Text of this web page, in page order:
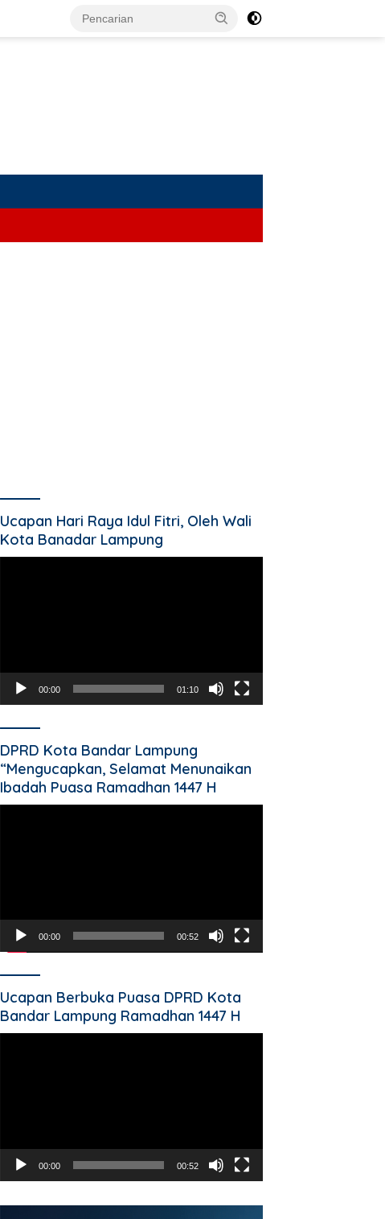
Ucapan Hari Raya Idul Fitri, Oleh Wali
Kota Banadar Lampung
00:00 01:10
DPRD Kota Bandar Lampung
“Mengucapkan, Selamat Menunaikan
Ibadah Puasa Ramadhan 1447 H
00:00 00:52
Ucapan Berbuka Puasa DPRD Kota
Bandar Lampung Ramadhan 1447 H
00:00 00:52